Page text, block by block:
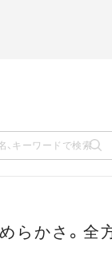
らかさ。全